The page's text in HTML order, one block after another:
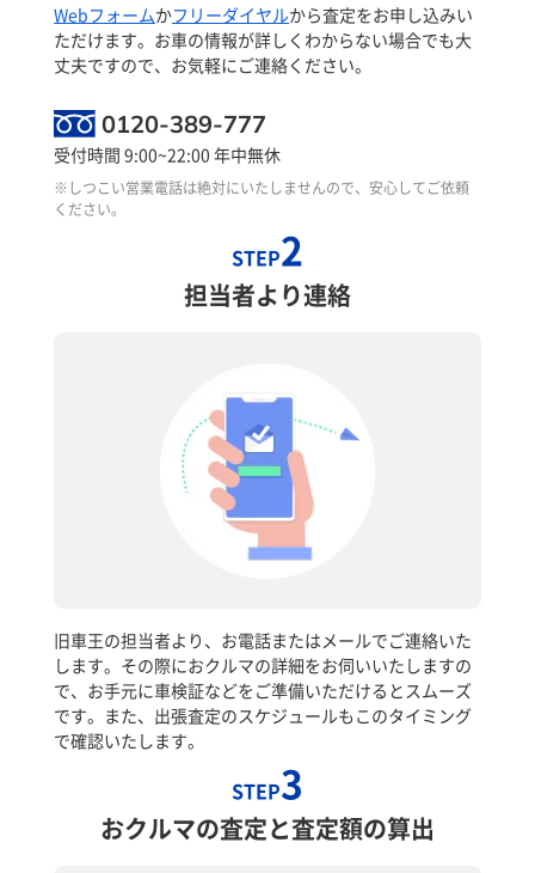
Webフォームかフリーダイヤルから査定をお申し込みい
ただけます。お車の情報が詳しくわからない場合でも大
丈夫ですので、お気軽にご連絡ください。
0120-389-777
受付時間 9:00~22:00 年中無休
※しつこい営業電話は絶対にいたしませんので、安心してご依頼
ください。
STEP2
担当者より連絡
旧車王の担当者より、お電話またはメールでご連絡いた
します。その際におクルマの詳細をお伺いいたしますの
で、お手元に車検証などをご準備いただけるとスムーズ
です。また、出張査定のスケジュールもこのタイミング
で確認いたします。
STEP3
おクルマの査定と査定額の算出